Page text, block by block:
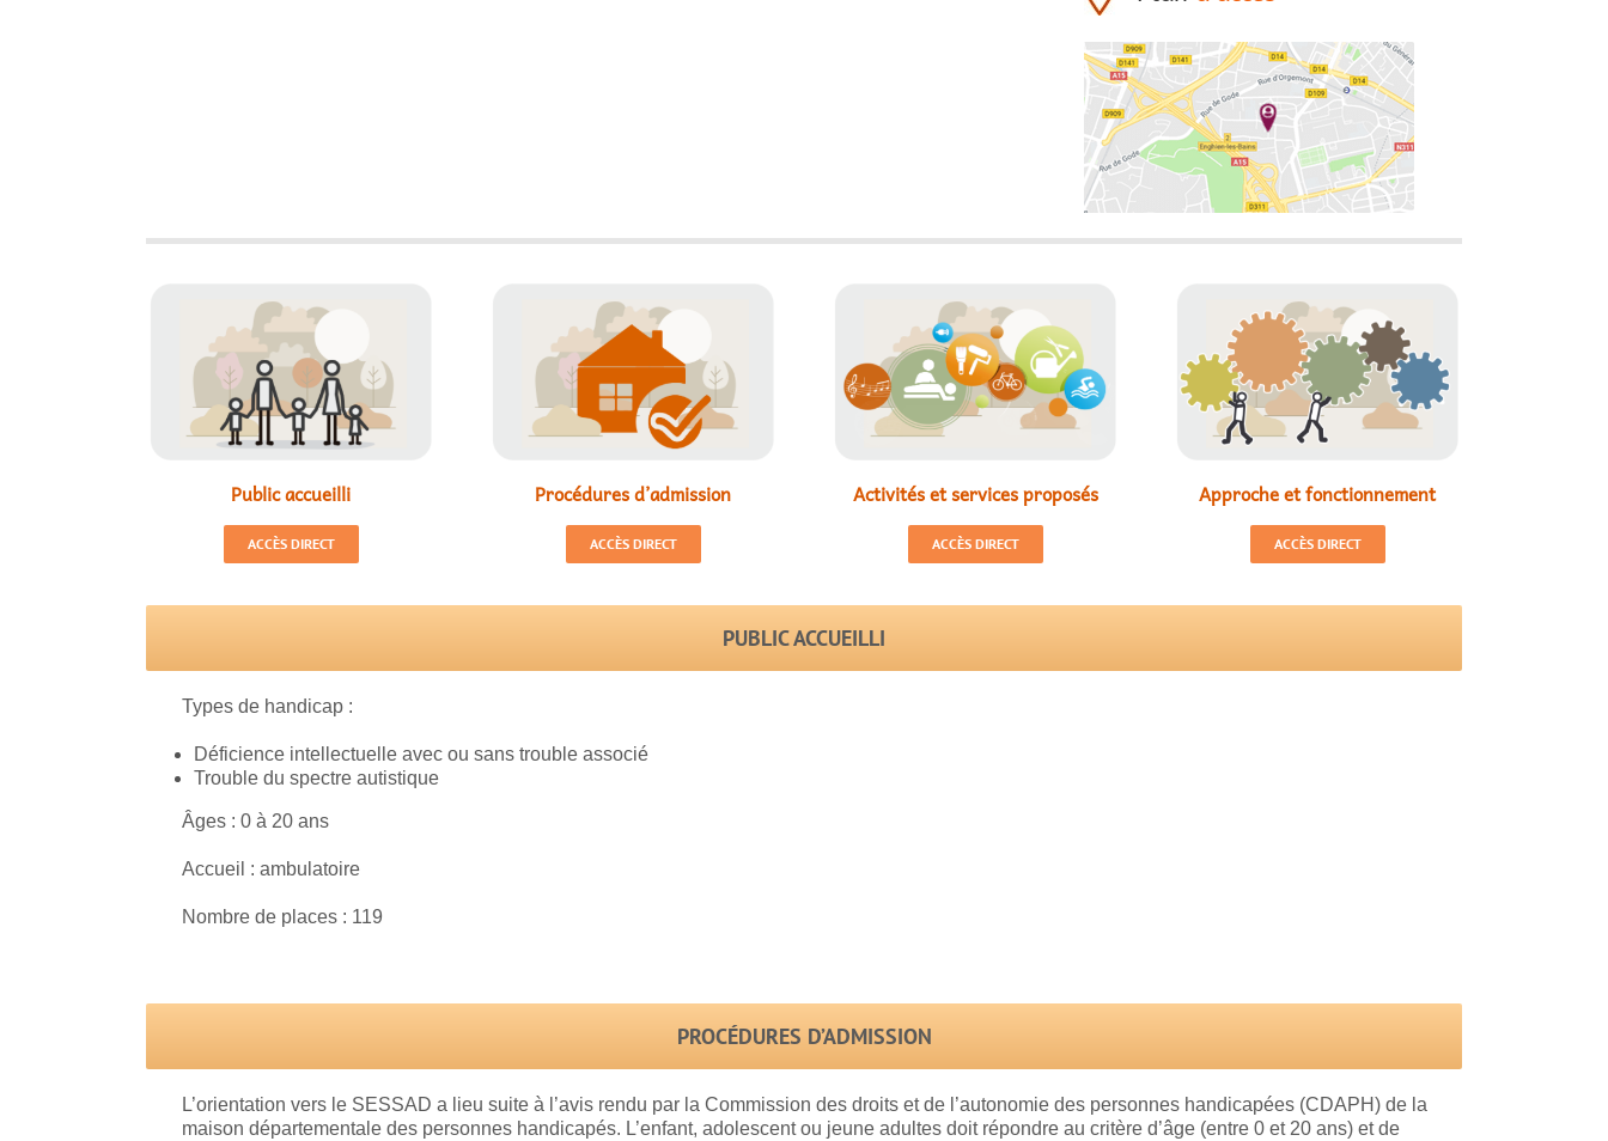
Public accueilli
ACCÈS DIRECT
Procédures d’admission
ACCÈS DIRECT
Activités et services proposés
ACCÈS DIRECT
Approche et fonctionnement
ACCÈS DIRECT
PUBLIC ACCUEILLI
Types de handicap :
Déficience intellectuelle avec ou sans trouble associé
Trouble du spectre autistique
Âges : 0 à 20 ans
Accueil : ambulatoire
Nombre de places : 119
PROCÉDURES D’ADMISSION
L’orientation vers le SESSAD a lieu suite à l’avis rendu par la Commission des droits et de l’autonomie des personnes handicapées (CDAPH) de la
maison départementale des personnes handicapés. L’enfant, adolescent ou jeune adultes doit répondre au critère d’âge (entre 0 et 20 ans) et de